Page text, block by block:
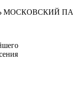
МОСКОВСКИЙ